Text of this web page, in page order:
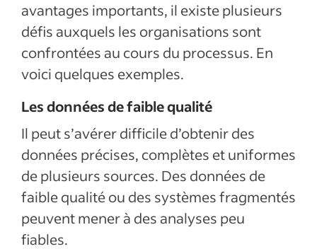
avantages importants, il existe plusieurs
défis auxquels les organisations sont
confrontées au cours du processus. En
voici quelques exemples.
Les données de faible qualité
Il peut s’avérer difficile d’obtenir des
données précises, complètes et uniformes
de plusieurs sources. Des données de
faible qualité ou des systèmes fragmentés
peuvent mener à des analyses peu
fiables.